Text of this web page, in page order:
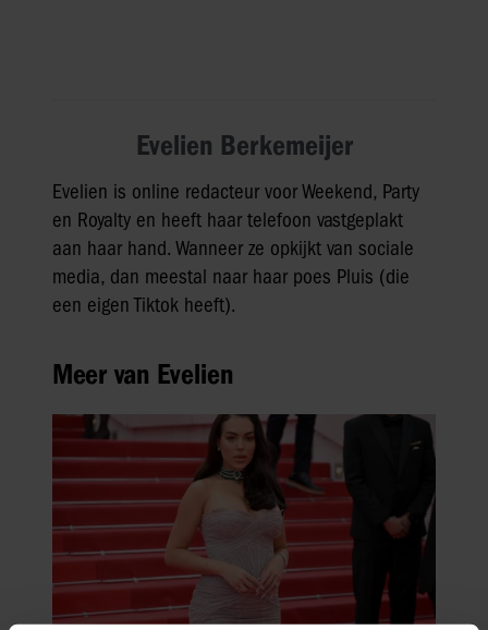
Evelien Berkemeijer
Evelien is online redacteur voor Weekend, Party
en Royalty en heeft haar telefoon vastgeplakt
aan haar hand. Wanneer ze opkijkt van sociale
media, dan meestal naar haar poes Pluis (die
een eigen Tiktok heeft).
Meer van Evelien